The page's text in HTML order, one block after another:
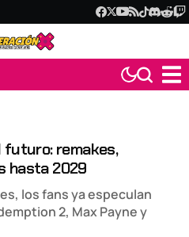
futuro: remakes,
hasta 2029
los fans ya especulan
2, Max Payne y